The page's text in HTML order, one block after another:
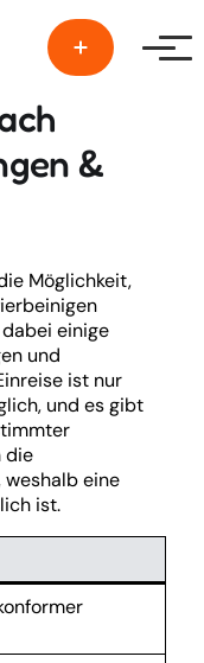
&
Möglichkeit,
einige
und
ist nur
und es gibt
die
eine
ist.